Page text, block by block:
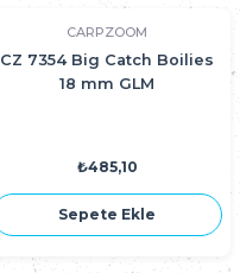
CARPZOOM
CZ 7354 Big Catch Boilies
18 mm GLM
₺485,10
Sepete Ekle